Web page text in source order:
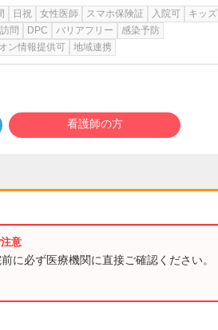
日祝 女性医師 スマホ保険証 入院可 キッズ
訪問 DPC バリアフリー
感染予防
ン情報提供可 地域連携
看護師の方
に必ず医療機関に直接ご確認ください。